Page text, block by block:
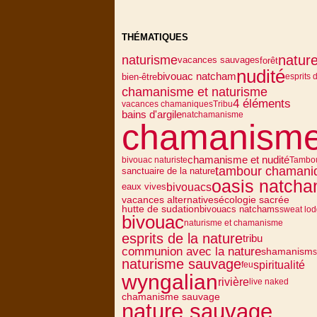
THÉMATIQUES
naturismevacances sauvagesforêt
bien-êtrebivouac natchamnuditéesprits
chamanisme et naturisme
vacances chamaniquesTribu4 éléments
bains d'argilenatchamanisme
bivouac naturistechamanisme et nudité
sanctuaire de la naturetambour
eaux vivesbivouacsoasis
vacances alternativesécologie sacrée
hutte de sudationbivouacs natchamssweat
bivouacnaturisme et chamanisme
esprits de la naturetribu
communion avec la natureshamanism
naturisme sauvagefeuspiritualité
wyngalianrivière live naked
chamanisme sauvage
nature sauvage